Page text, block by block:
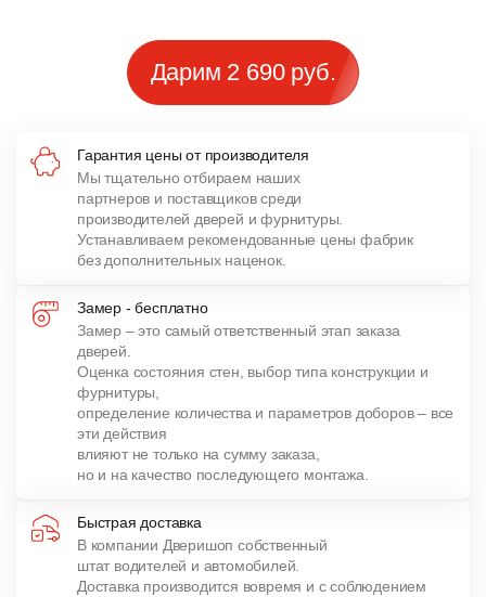
Дарим 2 690 руб.
Гарантия цены от производителя
Мы тщательно отбираем наших
партнеров и поставщиков среди
производителей дверей и фурнитуры.
Устанавливаем рекомендованные цены фабрик
без дополнительных наценок.
Замер - бесплатно
Замер – это самый ответственный этап заказа
дверей.
Оценка состояния стен, выбор типа конструкции и
фурнитуры,
определение количества и параметров доборов – все
эти действия
влияют не только на сумму заказа,
но и на качество последующего монтажа.
Быстрая доставка
В компании Дверишоп собственный
штат водителей и автомобилей.
Доставка производится вовремя и с соблюдением